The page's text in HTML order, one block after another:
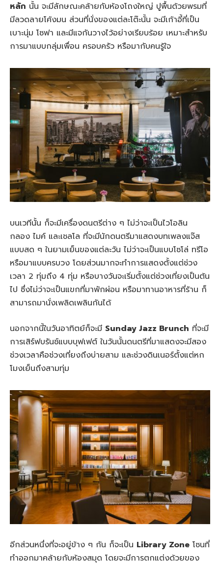
หลัก นั้น จะมีลักษณะคล้ายกับห้องโถงใหญ่ ปูพื้นด้วยพรมที่
มีลวดลายโค้งมน ส่วนที่นั่งของแต่ละโต๊ะนั้น จะมีเก้าอี้ที่เป็น
เบาะนุ่ม โซฟา และมีแจกันวางไว้อย่างเรียบร้อย เหมาะสำหรับ
การมาแบบกลุ่มเพื่อน ครอบครัว หรือมากับคนรู้ใจ
บนเวทีนั้น ก็จะมีเครื่องดนตรีต่าง ๆ ไม่ว่าจะเป็นไวโอลิน
กลอง ไมค์ และเชลโล ที่จะมีนักดนตรีมาแสดงบทเพลงแจ๊ส
แบบสด ๆ ในยามเย็นของแต่ละวัน ไม่ว่าจะเป็นแบบโซโล่ ทรีโอ
หรือมาแบบครบวง โดยส่วนมากจะทำการแสดงตั้งแต่ช่วง
เวลา 2 ทุ่มถึง 4 ทุ่ม หรือบางวันจะเริ่มตั้งแต่ช่วงเที่ยงเป็นต้น
ไป ซึ่งไม่ว่าจะเป็นแขกที่มาพักผ่อน หรือมาทานอาหารที่ร้าน ก็
สามารถมานั่งเพลิดเพลินกันได้
นอกจากนี้ในวันอาทิตย์ก็จะมี Sunday Jazz Brunch ที่จะมี
การเสิร์ฟบรันช์แบบบุฟเฟต์ ในวันนั้นดนตรีที่มาแสดงจะมีสอง
ช่วงเวลาคือช่วงเที่ยงถึงบ่ายสาม และช่วงดินเนอร์ตั้งแต่หก
โมงเย็นถึงสามทุ่ม
อีกส่วนหนึ่งที่จะอยู่ข้าง ๆ กัน ก็จะเป็น Library Zone โซนที่
ทำออกมาคล้ายกับห้องสมุด โดยจะมีการตกแต่งด้วยของ